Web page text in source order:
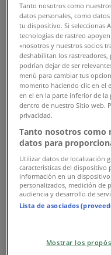
Vence el 30/10
Bancolombia
Descuentos y
Vence el 17/8
Porvenir
Haz tu
Vence el 31/10
Banco de Bogotá
Tanto nosotros como
datos personales, como
tu dispositivo. Si seleccionas
tecnologías de rastreo
«nosotros y nuestros socios
deshabilitan los
podrían dejar de ser
menú para cambiar tus
momento haciendo clic en el
en el en la parte inferior de la
dentro de nuestro Sitio web.
privacidad.
Tanto nosotros como
datos para
Utilizar datos de localización
características del dispositivo
información en un
personalizados, medición de
audiencia y desarrollo de
Lista de asociados
Mostrar los